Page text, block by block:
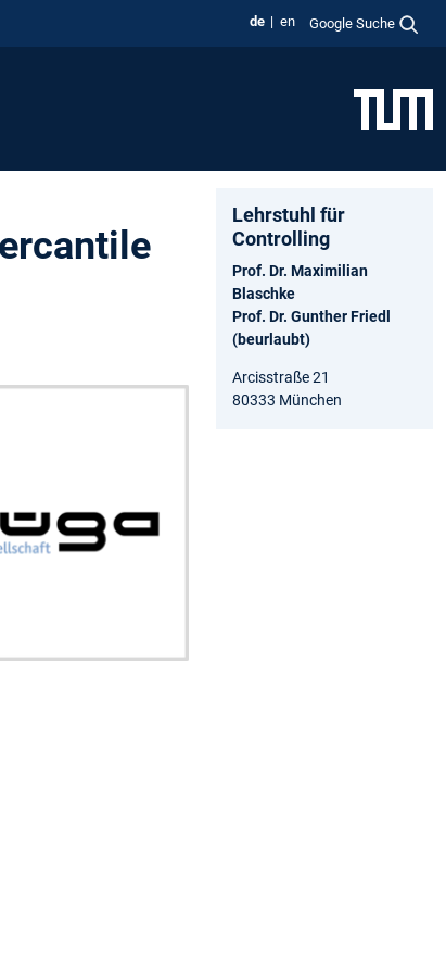
de en Google Suche
Lehrstuhl für
Controlling
Prof. Dr. Maximilian
Blaschke
Prof. Dr. Gunther Friedl
(beurlaubt)
Arcisstraße 21
80333 München